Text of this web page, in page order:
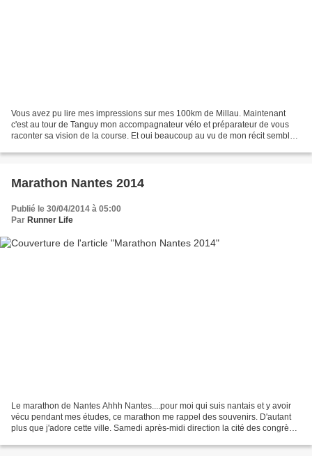
Vous avez pu lire mes impressions sur mes 100km de Millau. Maintenant
c'est au tour de Tanguy mon accompagnateur vélo et préparateur de vous
raconter sa vision de la course. Et oui beaucoup au vu de mon récit semble
Marathon Nantes 2014
Publié le 30/04/2014 à 05:00
Par Runner Life
Le marathon de Nantes Ahhh Nantes....pour moi qui suis nantais et y avoir
vécu pendant mes études, ce marathon me rappel des souvenirs. D'autant
plus que j'adore cette ville. Samedi après-midi direction la cité des congrès